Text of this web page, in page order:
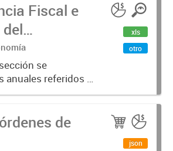
Fiscal e
2023
se
anuales referidos a
fiscal e impositiva
xls
otro
de
json